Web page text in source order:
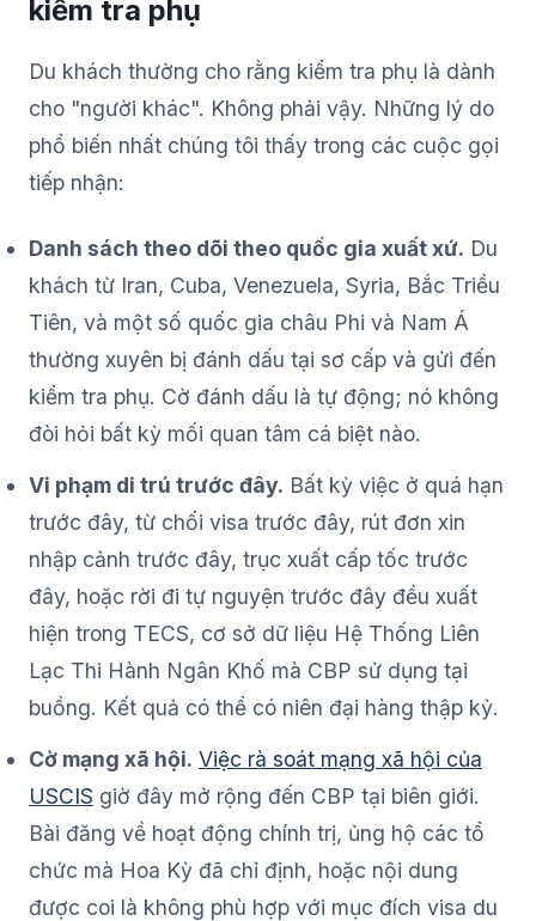
kiểm tra phụ
Du khách thường cho rằng kiểm tra phụ là dành
cho "người khác". Không phải vậy. Những lý do
phổ biến nhất chúng tôi thấy trong các cuộc gọi
tiếp nhận:
Danh sách theo dõi theo quốc gia xuất xứ. Du
khách từ Iran, Cuba, Venezuela, Syria, Bắc Triều
Tiên, và một số quốc gia châu Phi và Nam Á
thường xuyên bị đánh dấu tại sơ cấp và gửi đến
kiểm tra phụ. Cờ đánh dấu là tự động; nó không
đòi hỏi bất kỳ mối quan tâm cá biệt nào.
Vi phạm di trú trước đây. Bất kỳ việc ở quá hạn
trước đây, từ chối visa trước đây, rút đơn xin
nhập cảnh trước đây, trục xuất cấp tốc trước
đây, hoặc rời đi tự nguyện trước đây đều xuất
hiện trong TECS, cơ sở dữ liệu Hệ Thống Liên
Lạc Thi Hành Ngân Khố mà CBP sử dụng tại
buồng. Kết quả có thể có niên đại hàng thập kỷ.
Cờ mạng xã hội. Việc rà soát mạng xã hội của
USCIS giờ đây mở rộng đến CBP tại biên giới.
Bài đăng về hoạt động chính trị, ủng hộ các tổ
chức mà Hoa Kỳ đã chỉ định, hoặc nội dung
được coi là không phù hợp với mục đích visa du